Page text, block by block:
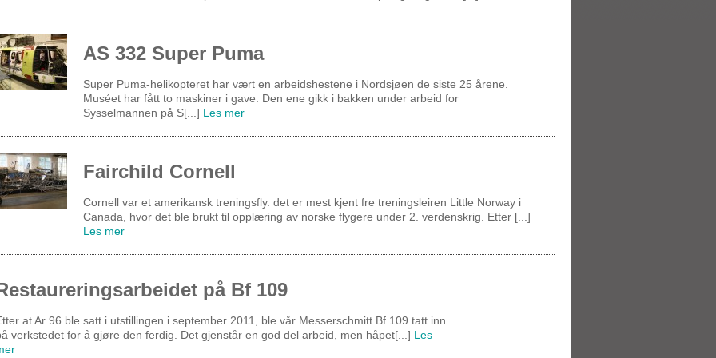
AS 332 Super Puma
Super Puma-helikopteret har vært en arbeidshestene i Nordsjøen de siste 25 årene.
Muséet har fått to maskiner i gave. Den ene gikk i bakken under arbeid for
Sysselmannen på S[...] Les mer
Fairchild Cornell
Cornell var et amerikansk treningsfly. det er mest kjent fre treningsleiren Little Norway i
Canada, hvor det ble brukt til opplæring av norske flygere under 2. verdenskrig. Etter [...]
Les mer
på Bf 109
at Ar 96 ble satt i utstillingen i september 2011, ble vår Messerschmitt Bf 109 tatt inn
verkstedet for å gjøre den ferdig. Det gjenstår en god del arbeid, men håpet[...] Les